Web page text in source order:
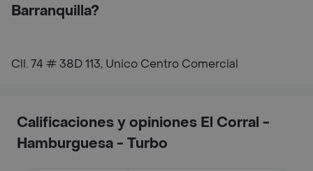
Barranquilla?
Cll. 74 # 38D 113, Unico Centro Comercial
Calificaciones y opiniones El Corral -
Hamburguesa - Turbo